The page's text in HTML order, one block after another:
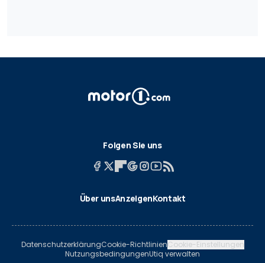
Folgen Sie uns
Über unsAnzeigenKontakt
DatenschutzerklärungCookie-RichtlinienCookie-Einstellungen
NutzungsbedingungenUtiq verwalten